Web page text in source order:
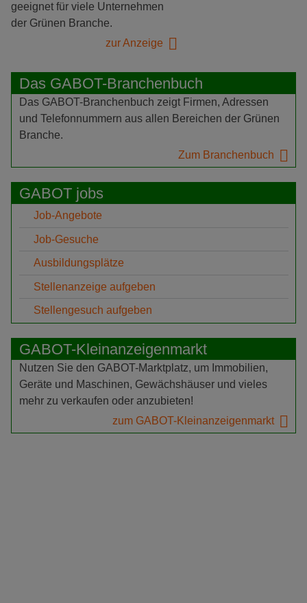
geeignet für viele Unternehmen
der Grünen Branche.
zur Anzeige
Das GABOT-Branchenbuch
Das GABOT-Branchenbuch zeigt Firmen, Adressen
und Telefonnummern aus allen Bereichen der Grünen
Branche.
Zum Branchenbuch
GABOT jobs
Job-Angebote
Job-Gesuche
Ausbildungsplätze
Stellenanzeige aufgeben
Stellengesuch aufgeben
GABOT-Kleinanzeigenmarkt
Nutzen Sie den GABOT-Marktplatz, um Immobilien,
Geräte und Maschinen, Gewächshäuser und vieles
mehr zu verkaufen oder anzubieten!
zum GABOT-Kleinanzeigenmarkt